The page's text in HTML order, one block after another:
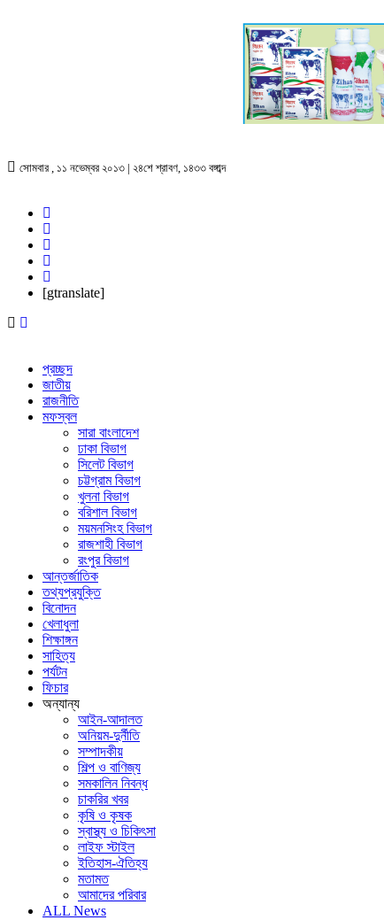
সোমবার , ১১ নভেম্বর ২০১৩ | ২৪শে শ্রাবণ, ১৪৩৩ বঙ্গাব্দ
[gtranslate]
প্রচ্ছদ
জাতীয়
রাজনীতি
মফস্বল
সারা বাংলাদেশ
ঢাকা বিভাগ
সিলেট বিভাগ
চট্টগ্রাম বিভাগ
খুলনা বিভাগ
বরিশাল বিভাগ
ময়মনসিংহ বিভাগ
রাজশাহী বিভাগ
রংপুর বিভাগ
আন্তর্জাতিক
তথ্যপ্রযুক্তি
বিনোদন
খেলাধুলা
শিক্ষাঙ্গন
সাহিত্য
পর্যটন
ফিচার
অন্যান্য
আইন-আদালত
অনিয়ম-দুর্নীতি
সম্পাদকীয়
শিল্প ও বাণিজ্য
সমকালিন নিবন্ধ
চাকরির খবর
কৃষি ও কৃষক
স্বাস্থ্য ও চিকিৎসা
লাইফ স্টাইল
ইতিহাস-ঐতিহ্য
মতামত
আমাদের পরিবার
ALL News